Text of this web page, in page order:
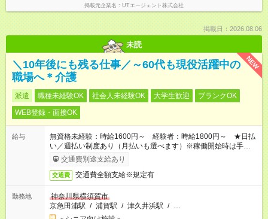
掲載元企業名 UTエージェント株式会社
掲載日：2026.08.06
未読
NEW
＼10年後にも残る仕事／～60代も現役活躍中の
職場へ＊介護
派遣 職種未経験OK 社会人未経験OK 大学生歓迎
ブランクOK
WEB登録・面接OK
給与
無資格未経験：時給1600円～ 経験者：時給1800円～ ★日払
い／週払い制度あり（月払いも選べます）※稼働開始時は手続き
完了次第のお支払いとなります。
交通費別途支給あり
交通費 交通費全額支給※規定有
勤務地
神奈川県横須賀市
京急田浦駅 / 浦賀駅 / 津久井浜駅 / …